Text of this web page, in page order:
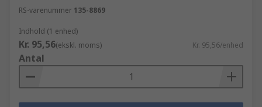
RS-varenummer 135-8869
Indhold (1 enhed)
Kr. 95,56(ekskl. moms) Kr. 95,56/enhed
Antal